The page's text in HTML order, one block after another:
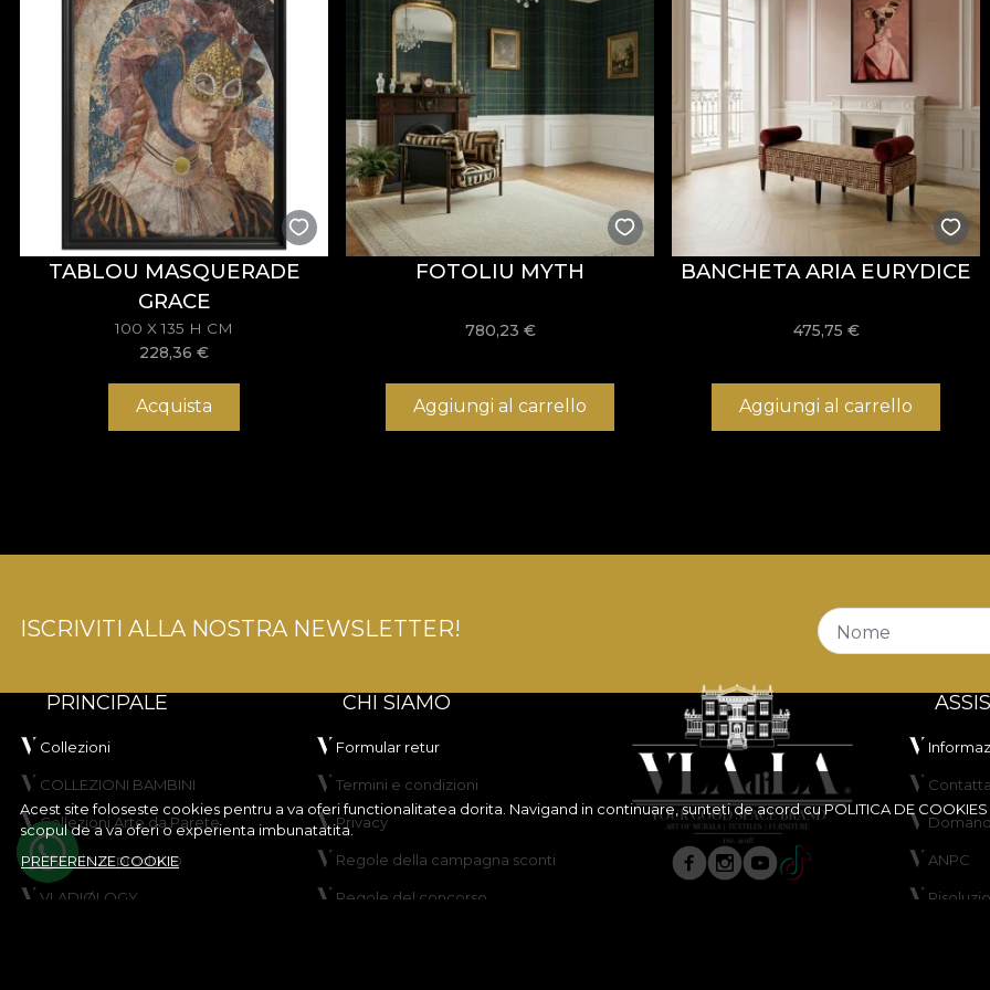
TABLOU MASQUERADE
GRACE
100 X 135 H CM
228,36€
Acquista
FOTOLIU MYTH
780,23 €
Aggiungi al carrello
BANCHETA ARIA EURYDICE
475,75 €
Aggiungi al carrello
Acest site foloseste cookies pentru a va oferi functionalitatea dorita. Navigand in continuare, sunteti de acord cuPOLITICA DE COOKIES
scopul de a va oferi o experienta imbunatatita.
PREFERENZE COOKIE
ISCRIVITI ALLA NOSTRA NEWSLETTER! Nome
PRINCIPALE
Collezioni
COLLEZIONI BAMBINI
Collezioni Arte da Parete
Crea il tuo prodotto
VLADIØLOGY
CHI SIAMO
Formular retur
Termini e condizioni
Privacy
Regole della campagna sconti
Regole del concorso
ANPC